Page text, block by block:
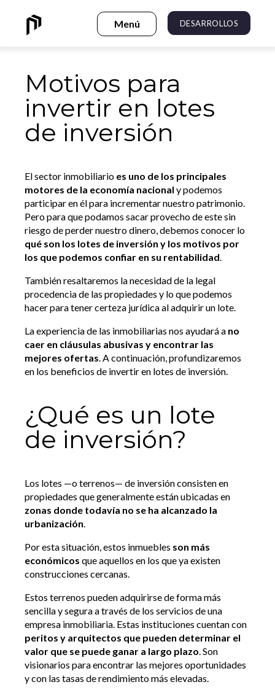
DESARROLLOS
Motivos para
invertir en lotes
de inversión
El sector inmobiliario es uno de los principales
motores de la economía nacional y podemos
participar en él para incrementar nuestro patrimonio.
Pero para que podamos sacar provecho de este sin
riesgo de perder nuestro dinero, debemos conocer lo
qué son los lotes de inversión y los motivos por
los que podemos confiar en su rentabilidad.
También resaltaremos la necesidad de la legal
procedencia de las propiedades y lo que podemos
hacer para tener certeza jurídica al adquirir un lote.
La experiencia de las inmobiliarias nos ayudará a no
caer en cláusulas abusivas y encontrar las
mejores ofertas. A continuación, profundizaremos
en los beneficios de invertir en lotes de inversión.
¿Qué es un lote
de inversión?
Los lotes —o terrenos— de inversión consisten en
propiedades que generalmente están ubicadas en
zonas donde todavía no se ha alcanzado la
urbanización.
Por esta situación, estos inmuebles son más
económicos que aquellos en los que ya existen
construcciones cercanas.
Estos terrenos pueden adquirirse de forma más
sencilla y segura a través de los servicios de una
empresa inmobiliaria. Estas instituciones cuentan con
peritos y arquitectos que pueden determinar el
valor que se puede ganar a largo plazo. Son
visionarios para encontrar las mejores oportunidades
y con las tasas de rendimiento más elevadas.